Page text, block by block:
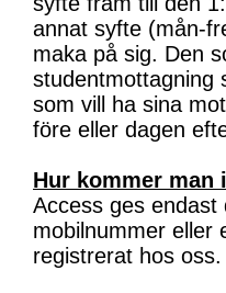
annat syfte (mån-
maka på sig. Den
studentmottagning
som vill ha sina
före eller dagen
Hur kommer man
Access ges endast
mobilnummer eller
registrerat hos oss.